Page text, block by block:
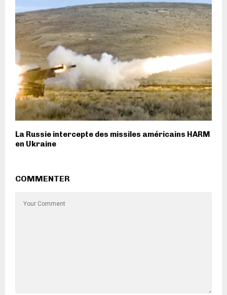
La Russie intercepte des missiles américains HARM
en Ukraine
COMMENTER